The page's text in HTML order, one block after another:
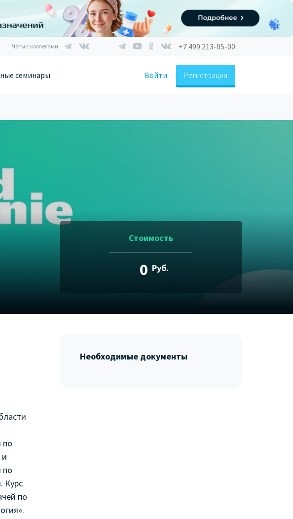
Чаты с коллегами +7 499 213-05-00
семинары Войти Регистрация
Стоимость
0 Руб.
по
по
Курс
по
Необходимые документы